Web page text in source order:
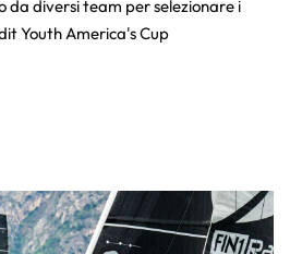
da diversi team per selezionare i
Youth America's Cup